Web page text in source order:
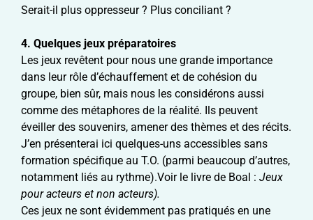
Serait-il plus oppresseur ? Plus conciliant ?
4. Quelques jeux préparatoires
Les jeux revêtent pour nous une grande importance
dans leur rôle d’échauffement et de cohésion du
groupe, bien sûr, mais nous les considérons aussi
comme des métaphores de la réalité. Ils peuvent
éveiller des souvenirs, amener des thèmes et des récits.
J’en présenterai ici quelques-uns accessibles sans
formation spécifique au T.O. (parmi beaucoup d’autres,
notamment liés au rythme).Voir le livre de Boal : Jeux
pour acteurs et non acteurs).
Ces jeux ne sont évidemment pas pratiqués en une